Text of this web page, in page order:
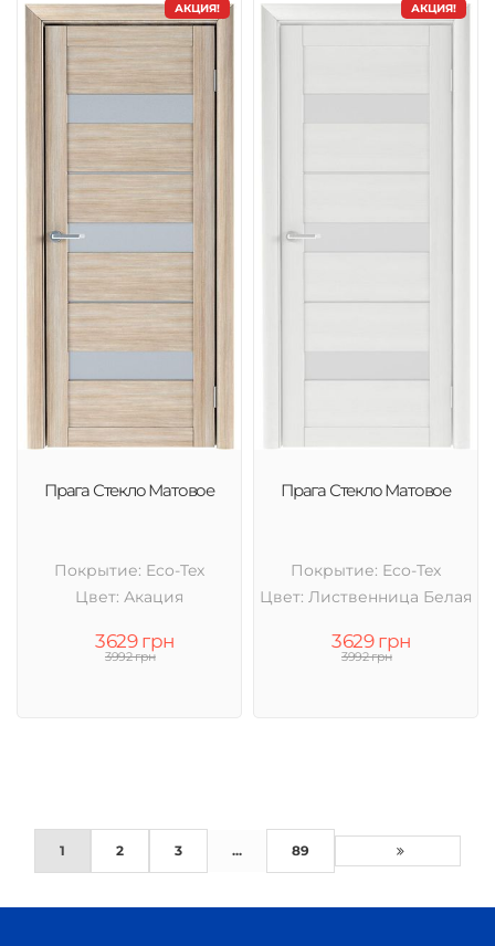
АКЦИЯ!
Прага Стекло Матовое
Покрытие: Eco-Tex
Цвет: Акация
3629 грн
3992 грн
АКЦИЯ!
Прага Стекло Матовое
Покрытие: Eco-Tex
Цвет: Лиственница Белая
3629 грн
3992 грн
1 2 3 ... 89